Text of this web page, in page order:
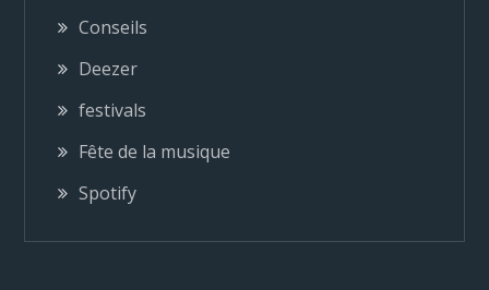
o
n
d
e
Conseils
Deezer
festivals
Fête de la musique
Spotify